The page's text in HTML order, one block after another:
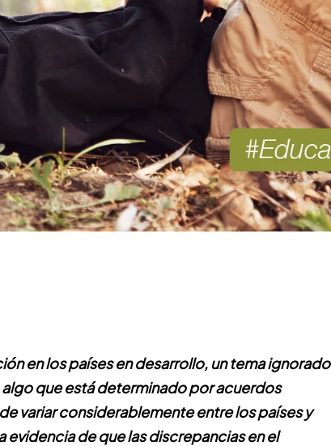
en los países en desarrollo, un tema ignorado
algo que está determinado por acuerdos
variar considerablemente entre los países y
de que las discrepancias en el